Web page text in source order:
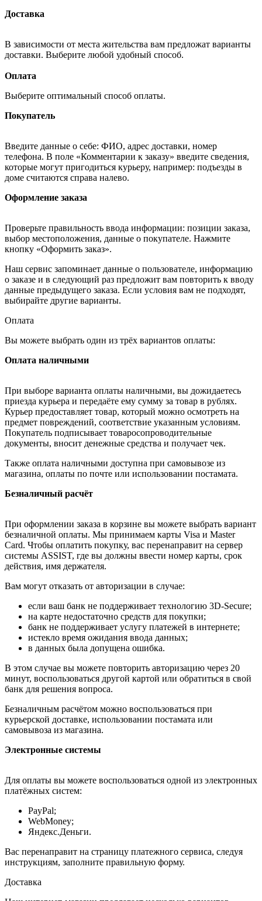
Доставка
В зависимости от места жительства вам предложат варианты
доставки. Выберите любой удобный способ.
Оплата
Выберите оптимальный способ оплаты.
Покупатель
Введите данные о себе: ФИО, адрес доставки, номер
телефона. В поле «Комментарии к заказу» введите сведения,
которые могут пригодиться курьеру, например: подъезды в
доме считаются справа налево.
Оформление заказа
Проверьте правильность ввода информации: позиции заказа,
выбор местоположения, данные о покупателе. Нажмите
кнопку «Оформить заказ».
Наш сервис запоминает данные о пользователе, информацию
о заказе и в следующий раз предложит вам повторить к вводу
данные предыдущего заказа. Если условия вам не подходят,
выбирайте другие варианты.
Оплата
Вы можете выбрать один из трёх вариантов оплаты:
Оплата наличными
При выборе варианта оплаты наличными, вы дожидаетесь
приезда курьера и передаёте ему сумму за товар в рублях.
Курьер предоставляет товар, который можно осмотреть на
предмет повреждений, соответствие указанным условиям.
Покупатель подписывает товаросопроводительные
документы, вносит денежные средства и получает чек.
Также оплата наличными доступна при самовывозе из
магазина, оплаты по почте или использовании постамата.
Безналичный расчёт
При оформлении заказа в корзине вы можете выбрать вариант
безналичной оплаты. Мы принимаем карты Visa и Master
Card. Чтобы оплатить покупку, вас перенаправит на сервер
системы ASSIST, где вы должны ввести номер карты, срок
действия, имя держателя.
Вам могут отказать от авторизации в случае:
если ваш банк не поддерживает технологию 3D-Secure;
на карте недостаточно средств для покупки;
банк не поддерживает услугу платежей в интернете;
истекло время ожидания ввода данных;
в данных была допущена ошибка.
В этом случае вы можете повторить авторизацию через 20
минут, воспользоваться другой картой или обратиться в свой
банк для решения вопроса.
Безналичным расчётом можно воспользоваться при
курьерской доставке, использовании постамата или
самовывоза из магазина.
Электронные системы
Для оплаты вы можете воспользоваться одной из электронных
платёжных систем:
PayPal;
WebMoney;
Яндекс.Деньги.
Вас перенаправит на страницу платежного сервиса, следуя
инструкциям, заполните правильную форму.
Доставка